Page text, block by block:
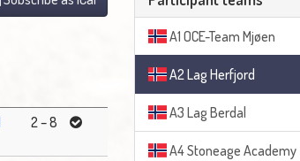
2 – 8
A1 OCE-Team Mjøen
A2 Lag Herfjord
A3 Lag Berdal
A4 Stoneage Academy